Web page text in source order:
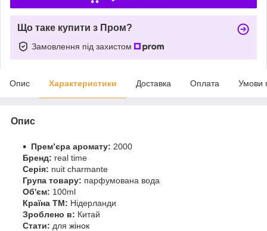
Що таке купити з Пром?
Замовлення під захистом
Опис Характеристики Доставка Оплата Умови
Опис
Прем’єра аромату: 2000
Бренд: real time
Серія: nuit charmante
Група товару: парфумована вода
Об'єм: 100ml
Країна ТМ: Нідерланди
Зроблено в: Китай
Стати: для жінок